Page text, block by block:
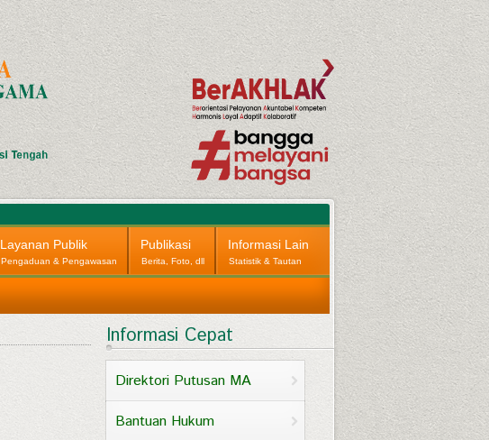
Layanan Publik
Pengaduan & Pengawasan
Publikasi
Berita, Foto, dll
Informasi Lain
Statistik & Tautan
Informasi Cepat
Direktori Putusan MA
Bantuan Hukum